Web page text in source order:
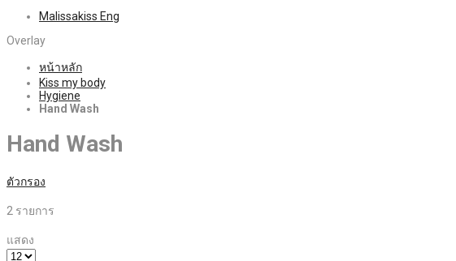
Malissakiss Eng
Overlay
หน้าหลัก
Kiss my body
Hygiene
Hand Wash
Hand Wash
ตัวกรอง
2 รายการ
แสดง